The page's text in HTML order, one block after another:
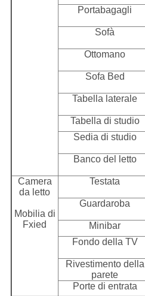
Portabagagli
Sofà
Ottomano
Sofa Bed
Tabella laterale
Tabella di studio
Sedia di studio
Banco del letto
Camera
da letto
Mobilia di
Fxied
Testata
Guardaroba
Minibar
Fondo della TV
Rivestimento della
parete
Porte di entrata